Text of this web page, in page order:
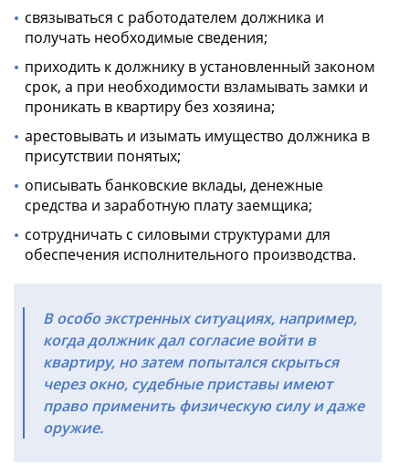
связываться с работодателем должника и
получать необходимые сведения;
приходить к должнику в установленный законом
срок, а при необходимости взламывать замки и
проникать в квартиру без хозяина;
арестовывать и изымать имущество должника в
присутствии понятых;
описывать банковские вклады, денежные
средства и заработную плату заемщика;
сотрудничать с силовыми структурами для
обеспечения исполнительного производства.
В особо экстренных ситуациях, например,
когда должник дал согласие войти в
квартиру, но затем попытался скрыться
через окно, судебные приставы имеют
право применить физическую силу и даже
оружие.